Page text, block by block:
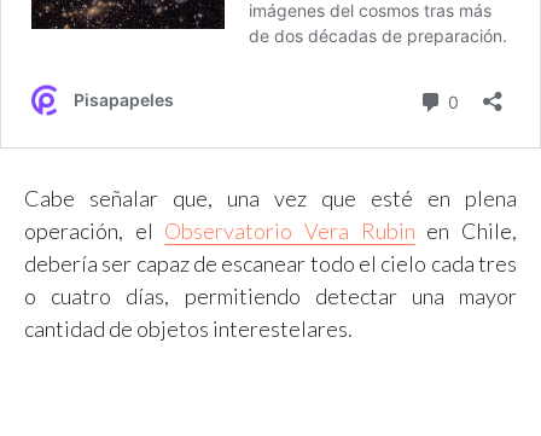
Cabe señalar que, una vez que esté en plena
operación, el Observatorio Vera Rubin en Chile,
debería ser capaz de escanear todo el cielo cada tres
o cuatro días, permitiendo detectar una mayor
cantidad de objetos interestelares.